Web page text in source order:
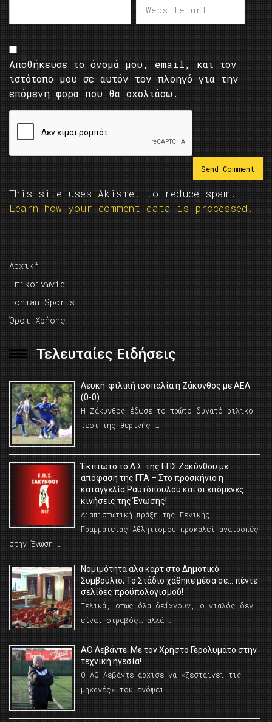
Αποθήκευσε το όνομά μου, email, και τον
ιστότοπο μου σε αυτόν τον πλοηγό για την
επόμενη φορά που θα σχολιάσω.
This site uses Akismet to reduce spam.
Learn how your comment data is processed.
Αρχική
Επικοινωνία
Ionian Sports
Όροι Χρήσης
Τελευταίες Ειδήσεις
Λευκή-φιλική ισοπαλία η Ζάκυνθος με ΑΕΛ
(0-0)
Η Ζάκυνθος έδωσε το πρώτο δυνατό φιλικό
τεστ της θερινής …
Έκπτωτο το Δ.Σ. της ΕΠΣ Ζακύνθου με
απόφαση της ΓΓΑ – Στο προσκήνιο η
καταγγελία Ραυτόπουλου και οι επόμενες
κινήσεις της Ένωσης!
Διαπιστωτική πράξη της Γενικής
Γραμματείας Αθλητισμού προκαλεί ανατροπές
στην Ένωση …
Νομιμότητα αλά καρτ στο Δημοτικό
Συμβούλιο; Το Στάδιο χάθηκε μέσα σε… πέντε
σελίδες προϋπολογισμού!
Τελικά, όπως όλα δείχνουν, ο γιαλός δεν
είναι στραβός… αλλά …
ΑΟ Λεβάντε: Με τον Χρήστο Γερολυμάτο στην
τεχνική ηγεσία!
Ο ΑΟ Λεβάντε άρχισε να «ζεσταίνει τις
μηχανές» του ενόψει …